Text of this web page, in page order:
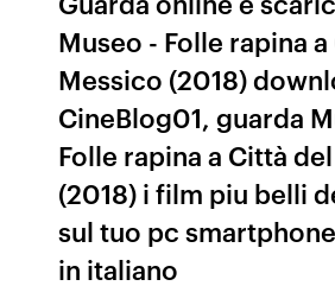
Museo - Folle rapina
Messico (2018)
CineBlog01, guarda
Folle rapina a Città
(2018) i film piu belli
sul tuo pc
in italiano